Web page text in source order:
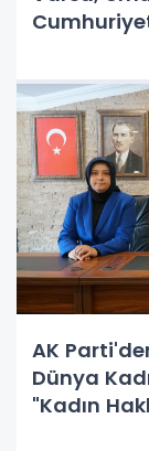
AK
Dünya
"Kadın